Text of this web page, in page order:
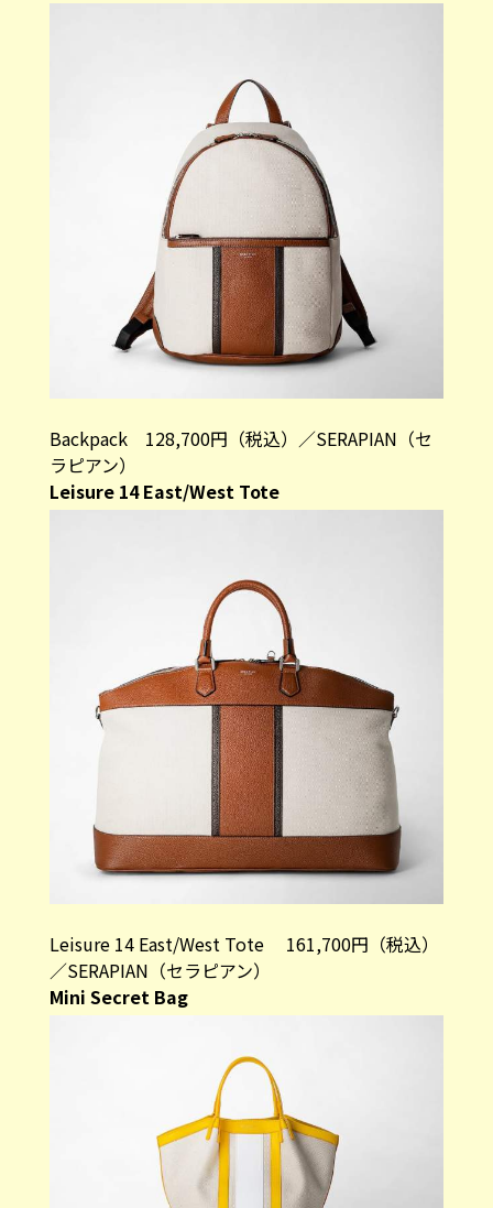
Backpack 128,700円（税込）／SERAPIAN（セ
ラピアン）
Leisure 14 East/West Tote
Leisure 14 East/West Tote 161,700円（税込）
／SERAPIAN（セラピアン）
Mini Secret Bag